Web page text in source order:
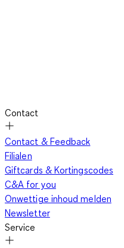
Contact
Contact & Feedback
Filialen
Giftcards & Kortingscodes
C&A for you
Onwettige inhoud melden
Newsletter
Service